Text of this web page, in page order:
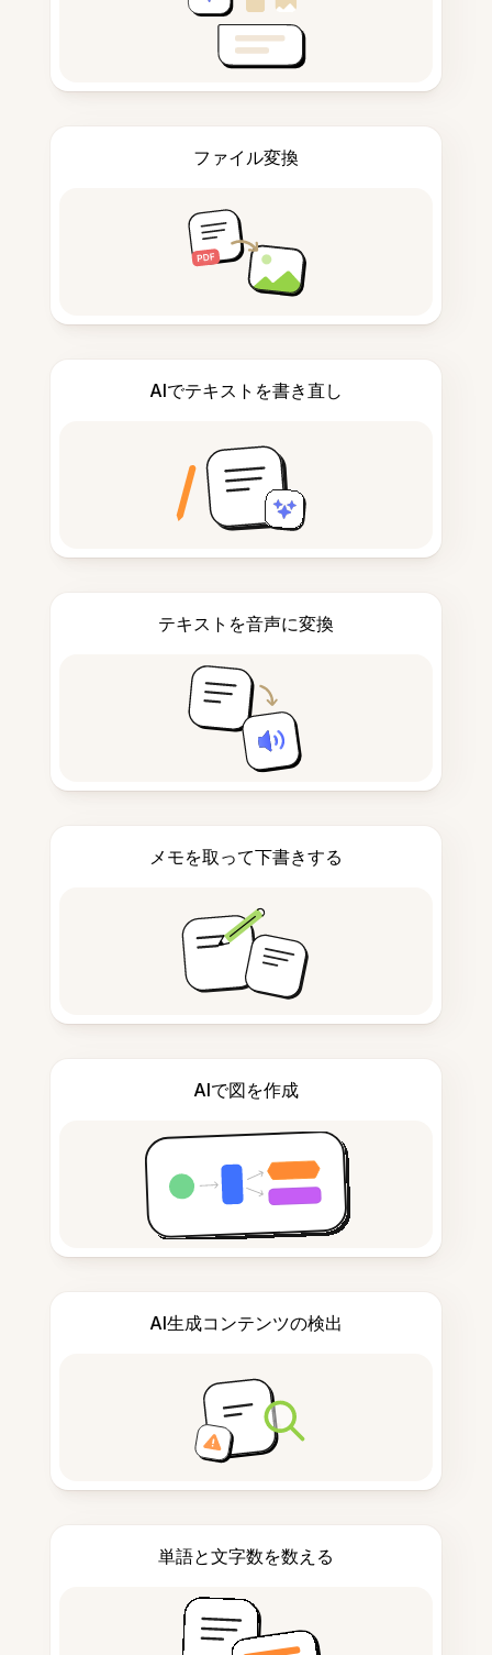
ファイル変換
AIでテキストを書き直し
テキストを音声に変換
メモを取って下書きする
AIで図を作成
AI生成コンテンツの検出
単語と文字数を数える